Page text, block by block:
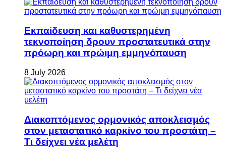
Εκπαίδευση και καθυστερημένη
τεκνοποίηση δρουν προστατευτικά στην
πρόωρη και πρώιμη εμμηνόπαυση
8 July 2026
Διακοπτόμενος ορμονικός αποκλεισμός
στον μεταστατικό καρκίνο του προστάτη –
Τι δείχνει νέα μελέτη